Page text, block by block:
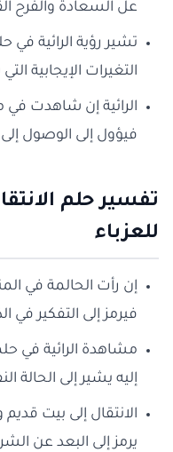
عل السعادة والفرح
تشير رؤية الرائية في
التغيرات الإيجابية
الرائية إن شاهدت في
فيؤول إلى الوصول إلى
تفسير حلم
للعزباء
إن رأت الحالمة في
فيرمز إلى التفكير في
مشاهدة الرائية في
إليه يشير إلى الحالة
الانتقال إلى بيت
يرمز إلى البعد عن